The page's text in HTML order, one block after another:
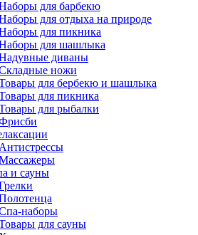
для барбекю
для отдыха на природе
для пикника
для шашлыка
диваны
ножи
для бербекю и шашлыка
для пикника
для рыбалки
Антистрессы
и сауны
наборы
для сауны